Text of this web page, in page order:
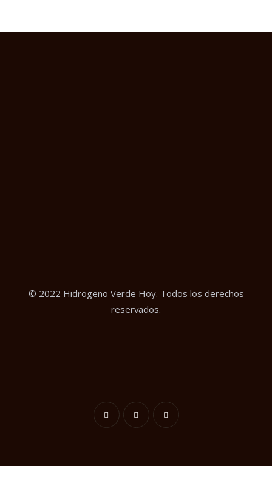
© 2022 Hidrogeno Verde Hoy. Todos los derechos
reservados.